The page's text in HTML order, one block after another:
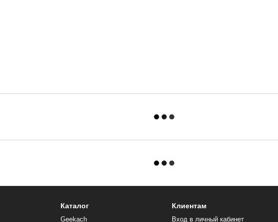
Каталог
Geekach
Клиентам
Вход в личный кабинет